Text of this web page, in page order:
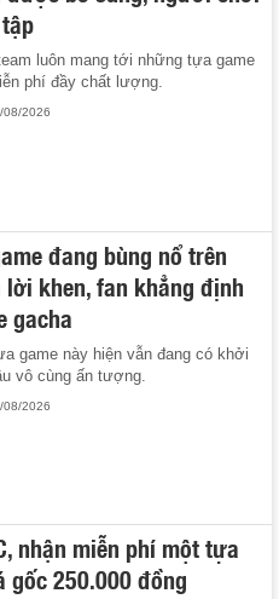
luôn mang tới những tựa game
phí đầy chất lượng.
08/2026
đang bùng nổ trên
khen, fan khẳng định
gacha
game này hiện vẫn đang có khởi
vô cùng ấn tượng.
08/2026
nhận miễn phí một tựa
250.000 đồng